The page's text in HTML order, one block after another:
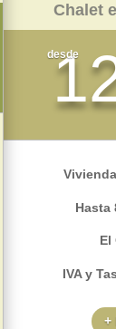
Chalet
desde
Hasta
El
IVA y
+